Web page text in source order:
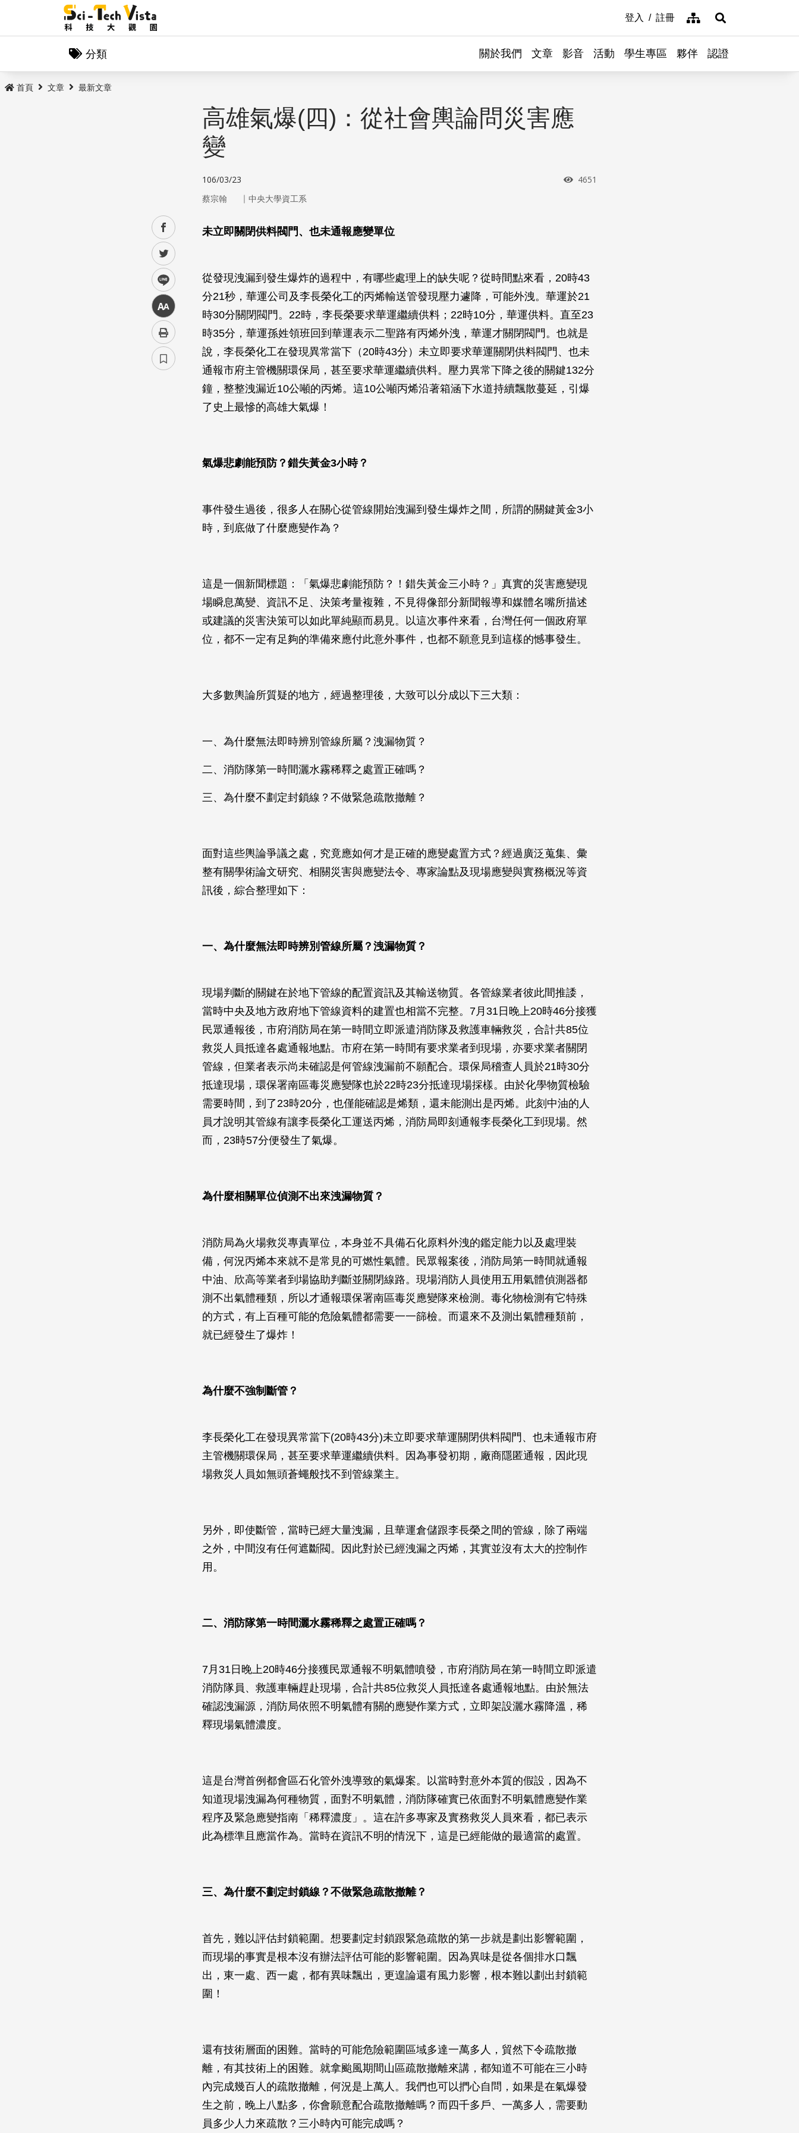
登入 註冊 網站導覽展開搜尋
分類 關於我們 文章 影音 活動 學生專區 夥伴 認證
首頁 文章 最新文章
facebook
twitter
line
中
高雄氣爆(四)：從社會輿論問災害應
變
106/03/23 瀏覽次數
4651
蔡宗翰 ｜ 中央大學資工系
未立即關閉供料閥門、也未通報應變單位
從發現洩漏到發生爆炸的過程中，有哪些處理上的缺失呢？從時間點來看，20時43
分21秒，華運公司及李長榮化工的丙烯輸送管發現壓力遽降，可能外洩。華運於21
時30分關閉閥門。22時，李長榮要求華運繼續供料；22時10分，華運供料。直至23
時35分，華運孫姓領班回到華運表示二聖路有丙烯外洩，華運才關閉閥門。也就是
說，李長榮化工在發現異常當下（20時43分）未立即要求華運關閉供料閥門、也未
通報市府主管機關環保局，甚至要求華運繼續供料。壓力異常下降之後的關鍵132分
鐘，整整洩漏近10公噸的丙烯。這10公噸丙烯沿著箱涵下水道持續飄散蔓延，引爆
了史上最慘的高雄大氣爆！
氣爆悲劇能預防？錯失黃金3小時？
事件發生過後，很多人在關心從管線開始洩漏到發生爆炸之間，所謂的關鍵黃金3小
時，到底做了什麼應變作為？
這是一個新聞標題：「氣爆悲劇能預防？！錯失黃金三小時？」真實的災害應變現
場瞬息萬變、資訊不足、決策考量複雜，不見得像部分新聞報導和媒體名嘴所描述
或建議的災害決策可以如此單純顯而易見。以這次事件來看，台灣任何一個政府單
位，都不一定有足夠的準備來應付此意外事件，也都不願意見到這樣的憾事發生。
大多數輿論所質疑的地方，經過整理後，大致可以分成以下三大類：
一、為什麼無法即時辨別管線所屬？洩漏物質？
二、消防隊第一時間灑水霧稀釋之處置正確嗎？
三、為什麼不劃定封鎖線？不做緊急疏散撤離？
面對這些輿論爭議之處，究竟應如何才是正確的應變處置方式？經過廣泛蒐集、彙
整有關學術論文研究、相關災害與應變法令、專家論點及現場應變與實務概況等資
訊後，綜合整理如下：
一、為什麼無法即時辨別管線所屬？洩漏物質？
現場判斷的關鍵在於地下管線的配置資訊及其輸送物質。各管線業者彼此間推諉，
當時中央及地方政府地下管線資料的建置也相當不完整。7月31日晚上20時46分接獲
民眾通報後，市府消防局在第一時間立即派遣消防隊及救護車輛救災，合計共85位
救災人員抵達各處通報地點。市府在第一時間有要求業者到現場，亦要求業者關閉
管線，但業者表示尚未確認是何管線洩漏前不願配合。環保局稽查人員於21時30分
抵達現場，環保署南區毒災應變隊也於22時23分抵達現場採樣。由於化學物質檢驗
需要時間，到了23時20分，也僅能確認是烯類，還未能測出是丙烯。此刻中油的人
員才說明其管線有讓李長榮化工運送丙烯，消防局即刻通報李長榮化工到現場。然
而，23時57分便發生了氣爆。
為什麼相關單位偵測不出來洩漏物質？
消防局為火場救災專責單位，本身並不具備石化原料外洩的鑑定能力以及處理裝
備，何況丙烯本來就不是常見的可燃性氣體。民眾報案後，消防局第一時間就通報
中油、欣高等業者到場協助判斷並關閉線路。現場消防人員使用五用氣體偵測器都
測不出氣體種類，所以才通報環保署南區毒災應變隊來檢測。毒化物檢測有它特殊
的方式，有上百種可能的危險氣體都需要一一篩檢。而還來不及測出氣體種類前，
就已經發生了爆炸！
為什麼不強制斷管？
李長榮化工在發現異常當下(20時43分)未立即要求華運關閉供料閥門、也未通報市府
主管機關環保局，甚至要求華運繼續供料。因為事發初期，廠商隱匿通報，因此現
場救災人員如無頭蒼蠅般找不到管線業主。
另外，即使斷管，當時已經大量洩漏，且華運倉儲跟李長榮之間的管線，除了兩端
之外，中間沒有任何遮斷閥。因此對於已經洩漏之丙烯，其實並沒有太大的控制作
用。
二、消防隊第一時間灑水霧稀釋之處置正確嗎？
7月31日晚上20時46分接獲民眾通報不明氣體噴發，市府消防局在第一時間立即派遣
消防隊員、救護車輛趕赴現場，合計共85位救災人員抵達各處通報地點。由於無法
確認洩漏源，消防局依照不明氣體有關的應變作業方式，立即架設灑水霧降溫，稀
釋現場氣體濃度。
這是台灣首例都會區石化管外洩導致的氣爆案。以當時對意外本質的假設，因為不
知道現場洩漏為何種物質，面對不明氣體，消防隊確實已依面對不明氣體應變作業
程序及緊急應變指南「稀釋濃度」。這在許多專家及實務救災人員來看，都已表示
此為標準且應當作為。當時在資訊不明的情況下，這是已經能做的最適當的處置。
三、為什麼不劃定封鎖線？不做緊急疏散撤離？
首先，難以評估封鎖範圍。想要劃定封鎖跟緊急疏散的第一步就是劃出影響範圍，
而現場的事實是根本沒有辦法評估可能的影響範圍。因為異味是從各個排水口飄
出，東一處、西一處，都有異味飄出，更遑論還有風力影響，根本難以劃出封鎖範
圍！
還有技術層面的困難。當時的可能危險範圍區域多達一萬多人，貿然下令疏散撤
離，有其技術上的困難。就拿颱風期間山區疏散撤離來講，都知道不可能在三小時
內完成幾百人的疏散撤離，何況是上萬人。我們也可以捫心自問，如果是在氣爆發
生之前，晚上八點多，你會願意配合疏散撤離嗎？而四千多戶、一萬多人，需要動
員多少人力來疏散？三小時內可能完成嗎？